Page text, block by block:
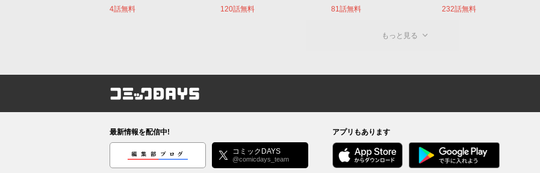
4話無料
120話無料
81話無料
232話無料
もっと見る
コミックDAYS
最新情報を配信中!
編集部ブログ コミックDAYS
@comicdays_team
アプリもあります